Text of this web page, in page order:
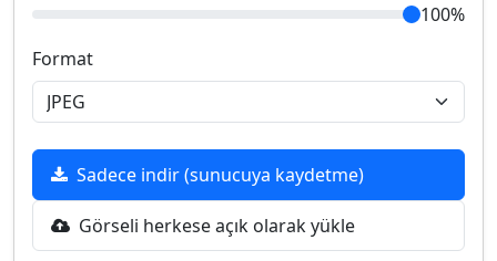
100%
Format
Sadece indir (sunucuya kaydetme)
Görseli herkese açık olarak yükle